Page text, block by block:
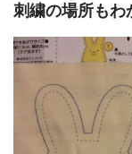
刺繍の場所もわ